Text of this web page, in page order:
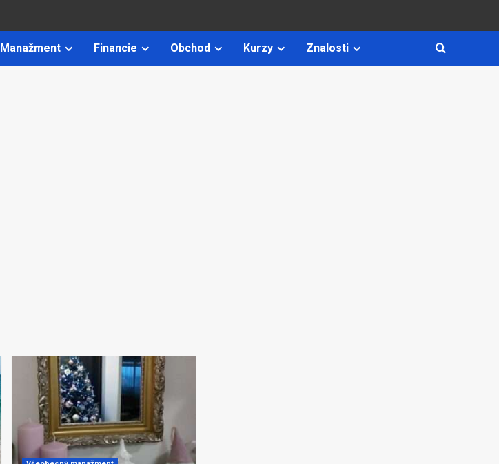
Manažment Financie Obchod Kurzy Znalosti